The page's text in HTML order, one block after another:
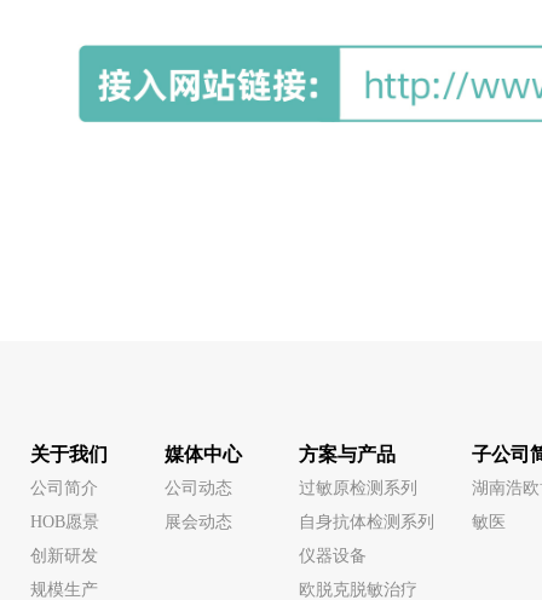
关于我们
公司简介
HOB愿景
创新研发
规模生产
媒体中心
公司动态
展会动态
方案与产品
过敏原检测系列
自身抗体检测系列
仪器设备
欧脱克脱敏治疗
子公司
湖南浩
敏医